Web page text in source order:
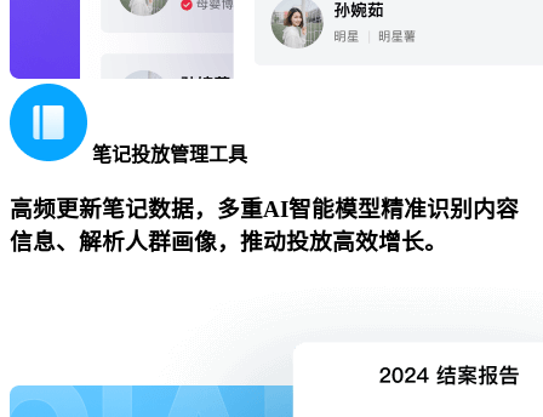
笔记投放管理工具
高频更新笔记数据，多重AI智能模型精准识别内容
信息、解析人群画像，推动投放高效增长。